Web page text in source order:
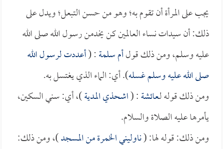
يجب على المرأة أن تقوم به؛ وهو من حسن التبعل؛ ويدل على
ذلك: أن سيدات نساء العالمين كن يخدمن رسول الله صلى الله
عليه وسلم، ومن ذلك قولأم سلمة: (أعددت لرسول الله
صلى الله عليه وسلم غسله). أي: الماء الذي يغتسل به.
ومن ذلك قوله لـعائشة: (اشحذي المدية)، أي: سني السكين،
يأمرها عليه الصلاة والسلام.
ومن ذلك: قوله لها: (ناوليني الخمرة من المسجد)، ومن ذلك: